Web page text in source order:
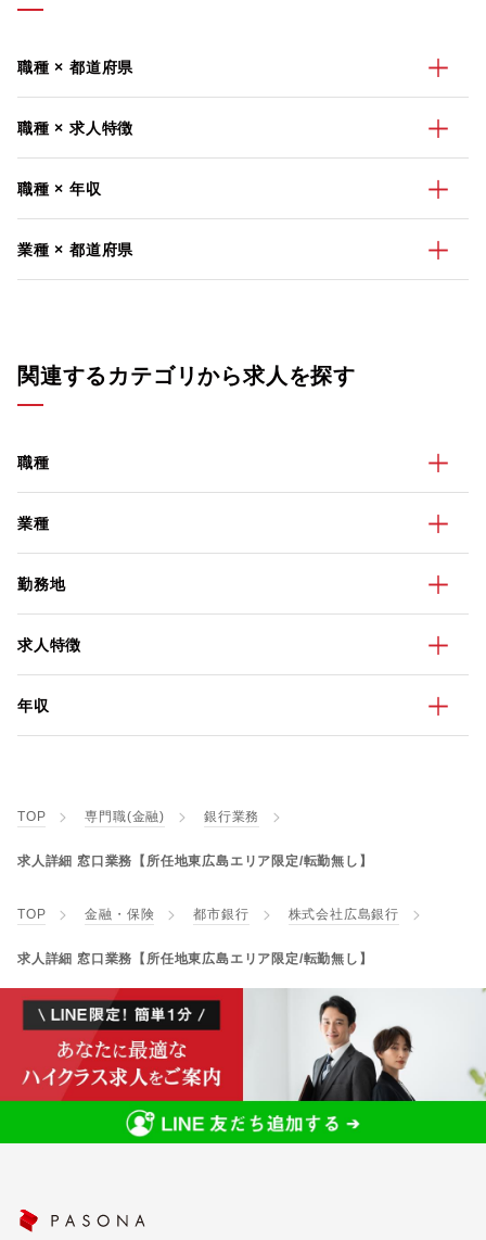
職種 × 都道府県
職種 × 求人特徴
職種 × 年収
業種 × 都道府県
関連するカテゴリから求人を探す
職種
業種
勤務地
求人特徴
年収
TOP 専門職(金融) 銀行業務
求人詳細 窓口業務【所任地東広島エリア限定/転勤無し】
TOP 金融・保険 都市銀行 株式会社広島銀行
求人詳細 窓口業務【所任地東広島エリア限定/転勤無し】